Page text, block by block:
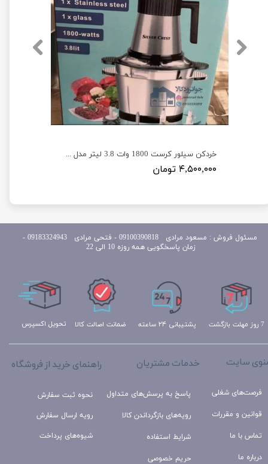
خردکن سیلور کرست 1800 وات 3.8 لیتر مدل Silver Crest SV-6188
۴,۵۰۰,۰۰۰ تومان
تحویل اکسپرس پشتیبانی ۲۴ ساعته 7 روز مهلت بازگشت ضمانت اصالت کالا
راهنمای خرید از فروشگاه
نحوه ثبت سفارش
رویه ارسال سفارش
شیوه‌های پرداخت
خدمات مشتریان
پاسخ به پرسش‌های متداول
رویه‌های بازگرداندن کالا
شرایط استفاده
حریم خصوصی
سایت
فرصت‌های شغلی
قوانین و مقررات
تماس با ما
درباره ما
مسئول
فروش : مسعود مرادی 09100390818​​​​​​​ ​​​​​​​- فتحی مرادی 09183324943 -
زمان پاسخگویی همه روزه 10 الی 22